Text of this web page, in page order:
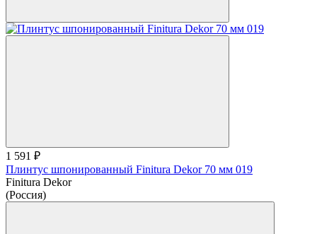
1 591 ₽
Плинтус шпонированный Finitura Dekor 70 мм 019
Finitura Dekor
(Россия)